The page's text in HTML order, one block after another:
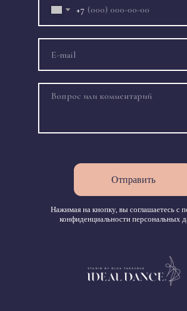
+7
Отправить
Нажимая на кнопку, вы соглашаетесь с
конфиденциальностиперсональных